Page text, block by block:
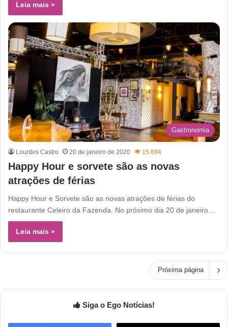
Leia mais »
Gastronomia
Lourdes Castro 20 de janeiro de 2020 15.694
Happy Hour e sorvete são as novas
atrações de férias
Happy Hour e Sorvete são as novas atrações de férias do
restaurante Celeiro da Fazenda. No próximo dia 20 de janeiro…
Leia mais »
Próxima página
Siga o Ego Notícias!